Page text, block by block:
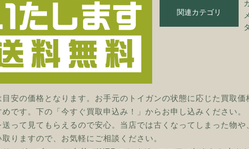
関連カテゴリ
目安の価格となります。お手元のトイガンの状態に応じた買取
です。下の「今すぐ買取申込み！」からお申し込みください。
送って見てもらえるので安心。当店では古くなってしまった物
取りますので、お気軽にご相談ください。